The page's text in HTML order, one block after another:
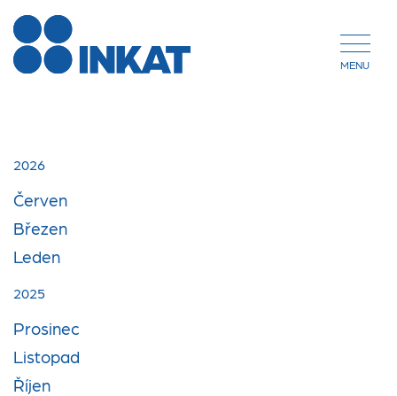
MENU
2026
Červen
Březen
Leden
2025
Prosinec
Listopad
Říjen